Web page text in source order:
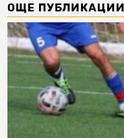
ОЩЕ ПУБЛИКАЦИИ